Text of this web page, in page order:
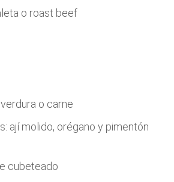
o roast beef
o carne
ají molido, orégano y pimentón
cubeteado